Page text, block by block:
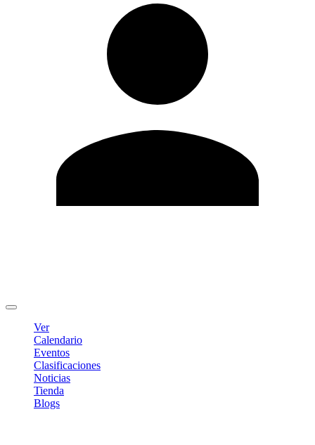
Ver
Calendario
Eventos
Clasificaciones
Noticias
Tienda
Blogs